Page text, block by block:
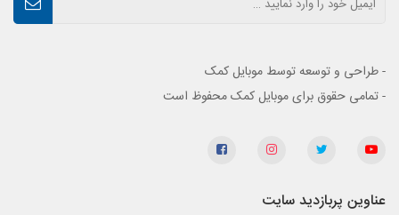
- طراحی و توسعه توسط موبایل کمک
- تمامی حقوق برای موبایل کمک محفوظ است
عناوین پربازدید سایت